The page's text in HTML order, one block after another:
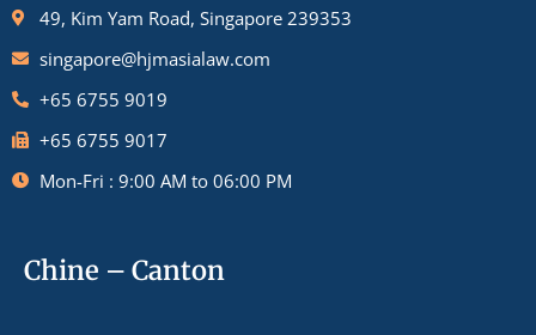
49, Kim Yam Road, Singapore 239353
singapore@hjmasialaw.com
+65 6755 9019
+65 6755 9017
Mon-Fri : 9:00 AM to 06:00 PM
Chine – Canton